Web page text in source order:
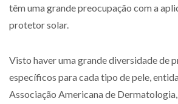
têm uma grande preocupação com a
protetor solar.
Visto haver uma grande diversidade de
específicos para cada tipo de pele,
Associação Americana de